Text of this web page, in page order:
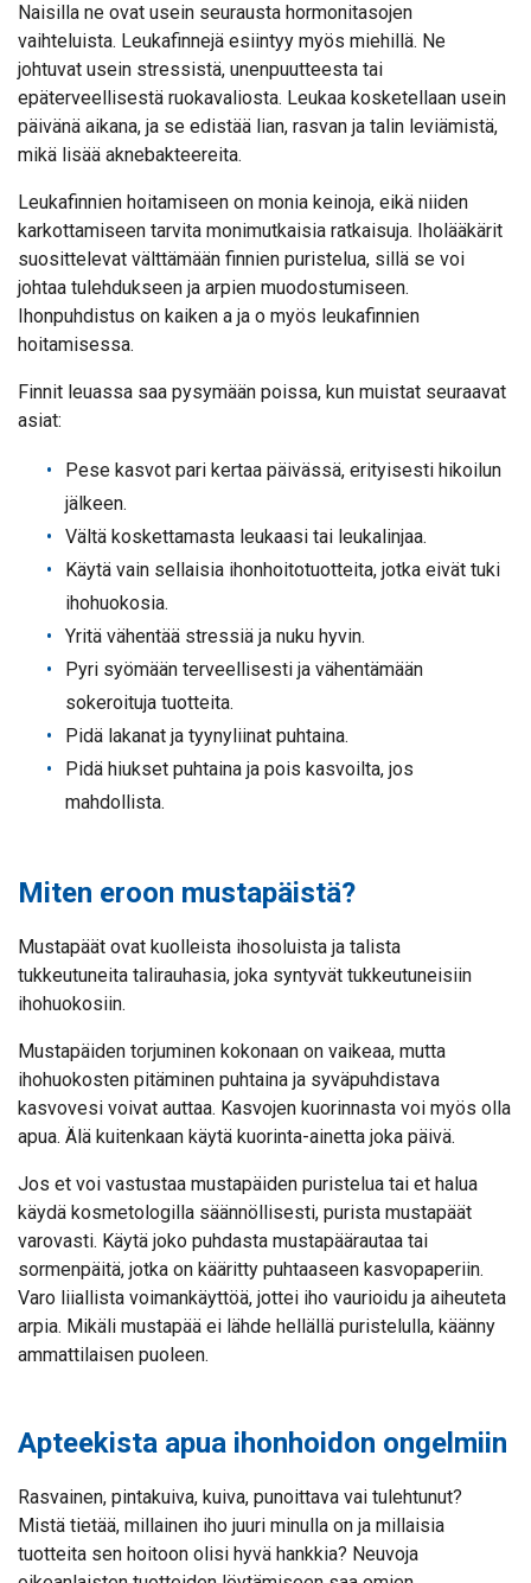
Naisilla ne ovat usein seurausta hormonitasojen
vaihteluista. Leukafinnejä esiintyy myös miehillä. Ne
johtuvat usein stressistä, unenpuutteesta tai
epäterveellisestä ruokavaliosta. Leukaa kosketellaan usein
päivänä aikana, ja se edistää lian, rasvan ja talin leviämistä,
mikä lisää aknebakteereita.
Leukafinnien hoitamiseen on monia keinoja, eikä niiden
karkottamiseen tarvita monimutkaisia ratkaisuja. Iholääkärit
suosittelevat välttämään finnien puristelua, sillä se voi
johtaa tulehdukseen ja arpien muodostumiseen.
Ihonpuhdistus on kaiken a ja o myös leukafinnien
hoitamisessa.
Finnit leuassa saa pysymään poissa, kun muistat seuraavat
asiat:
Pese kasvot pari kertaa päivässä, erityisesti hikoilun
jälkeen.
Vältä koskettamasta leukaasi tai leukalinjaa.
Käytä vain sellaisia ihonhoitotuotteita, jotka eivät tuki
ihohuokosia.
Yritä vähentää stressiä ja nuku hyvin.
Pyri syömään terveellisesti ja vähentämään
sokeroituja tuotteita.
Pidä lakanat ja tyynyliinat puhtaina.
Pidä hiukset puhtaina ja pois kasvoilta, jos
mahdollista.
Miten eroon mustapäistä?
Mustapäät ovat kuolleista ihosoluista ja talista
tukkeutuneita talirauhasia, joka syntyvät tukkeutuneisiin
ihohuokosiin.
Mustapäiden torjuminen kokonaan on vaikeaa, mutta
ihohuokosten pitäminen puhtaina ja syväpuhdistava
kasvovesi voivat auttaa. Kasvojen kuorinnasta voi myös olla
apua. Älä kuitenkaan käytä kuorinta-ainetta joka päivä.
Jos et voi vastustaa mustapäiden puristelua tai et halua
käydä kosmetologilla säännöllisesti, purista mustapäät
varovasti. Käytä joko puhdasta mustapäärautaa tai
sormenpäitä, jotka on kääritty puhtaaseen kasvopaperiin.
Varo liiallista voimankäyttöä, jottei iho vaurioidu ja aiheuteta
arpia. Mikäli mustapää ei lähde hellällä puristelulla, käänny
ammattilaisen puoleen.
Apteekista apua ihonhoidon ongelmiin
Rasvainen, pintakuiva, kuiva, punoittava vai tulehtunut?
Mistä tietää, millainen iho juuri minulla on ja millaisia
tuotteita sen hoitoon olisi hyvä hankkia? Neuvoja